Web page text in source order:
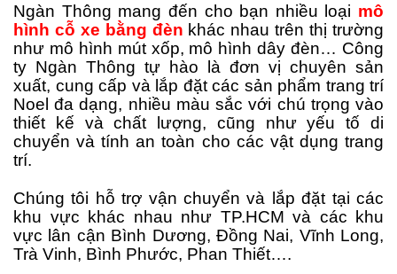
Ngàn Thông mang đến cho bạn nhiều loại mô
hình cỗ xe bằng đèn khác nhau trên thị trường
như mô hình mút xốp, mô hình dây đèn… Công
ty Ngàn Thông tự hào là đơn vị chuyên sản
xuất, cung cấp và lắp đặt các sản phẩm trang trí
Noel đa dạng, nhiều màu sắc với chú trọng vào
thiết kế và chất lượng, cũng như yếu tố di
chuyển và tính an toàn cho các vật dụng trang
trí.
Chúng tôi hỗ trợ vận chuyển và lắp đặt tại các
khu vực khác nhau như TP.HCM và các khu
vực lân cận Bình Dương, Đồng Nai, Vĩnh Long,
Trà Vinh, Bình Phước, Phan Thiết….